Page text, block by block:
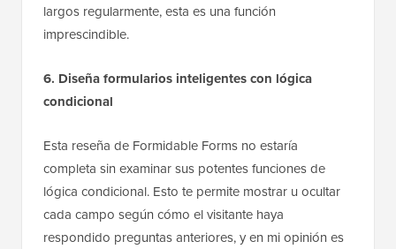
largos regularmente, esta es una función
imprescindible.
6. Diseña formularios inteligentes con lógica
condicional
Esta reseña de Formidable Forms no estaría
completa sin examinar sus potentes funciones de
lógica condicional. Esto te permite mostrar u ocultar
cada campo según cómo el visitante haya
respondido preguntas anteriores, y en mi opinión es